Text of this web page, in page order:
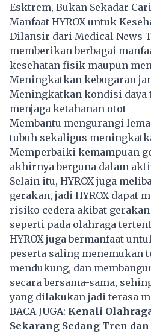
Esktrem, Bukan Sekadar
Manfaat HYROX untuk
Dilansir dari Medical News
memberikan berbagai
kesehatan fisik maupun
Meningkatkan kebugaran
Meningkatkan kondisi daya
menjaga ketahanan otot
Membantu mengurangi
tubuh sekaligus
Memperbaiki kemampuan
akhirnya berguna dalam
Selain itu, HYROX juga
gerakan, jadi HYROX dapat
risiko cedera akibat
seperti pada olahraga
HYROX juga bermanfaat
peserta saling menemukan
mendukung, dan
secara bersama-sama,
yang dilakukan jadi terasa
BACA JUGA: Kenali
Sekarang Sedang Tren